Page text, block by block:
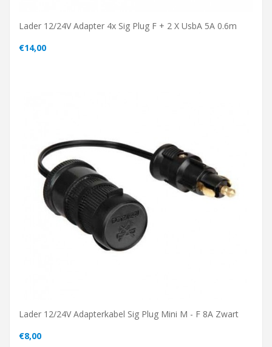
Lader 12/24V Adapter 4x Sig Plug F + 2 X UsbA 5A 0.6m
€14,00
Lader 12/24V Adapterkabel Sig Plug Mini M - F 8A Zwart
€8,00